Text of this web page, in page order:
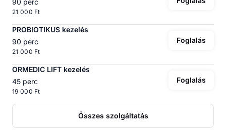
21 000 Ft
PROBIOTIKUS kezelés
90 perc
21 000 Ft
Foglalás
ORMEDIC LIFT kezelés
45 perc
19 000 Ft
Foglalás
Összes szolgáltatás